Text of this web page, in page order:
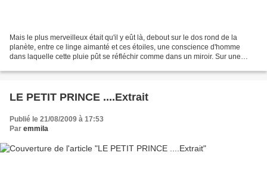
Mais le plus merveilleux était qu'il y eût là, debout sur le dos rond de la
planète, entre ce linge aimanté et ces étoiles, une conscience d'homme
dans laquelle cette pluie pût se réfléchir comme dans un miroir. Sur une
LE PETIT PRINCE ....Extrait
Publié le 21/08/2009 à 17:53
Par emmila